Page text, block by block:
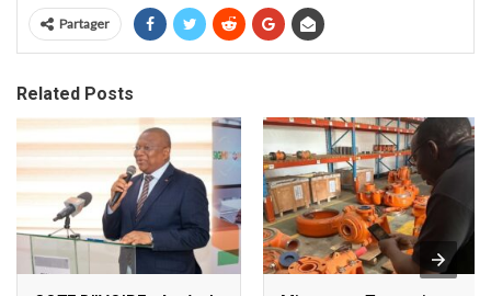
Partager
Related Posts